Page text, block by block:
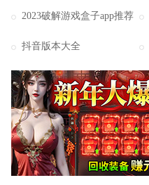
2023破解游戏盒子app推荐
抖音版本大全